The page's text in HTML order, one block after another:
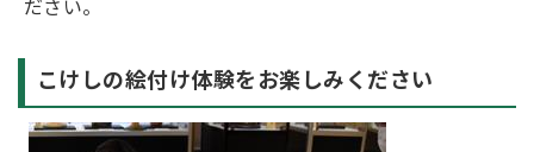
こけしの絵付け体験をお楽しみください